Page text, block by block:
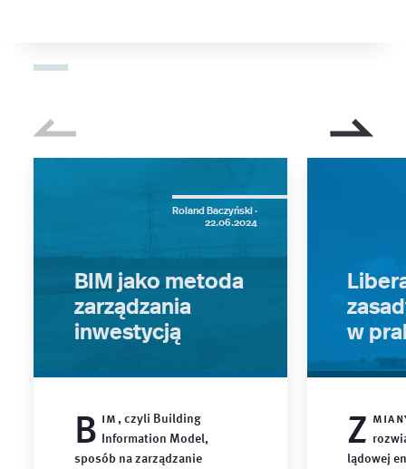
Roland Baczyński ·
22.06.2024
BIM jako metoda
zarządzania
inwestycją
B im , czyli Building
Information Model,
sposób na zarządzanie
w
Z
lądowej